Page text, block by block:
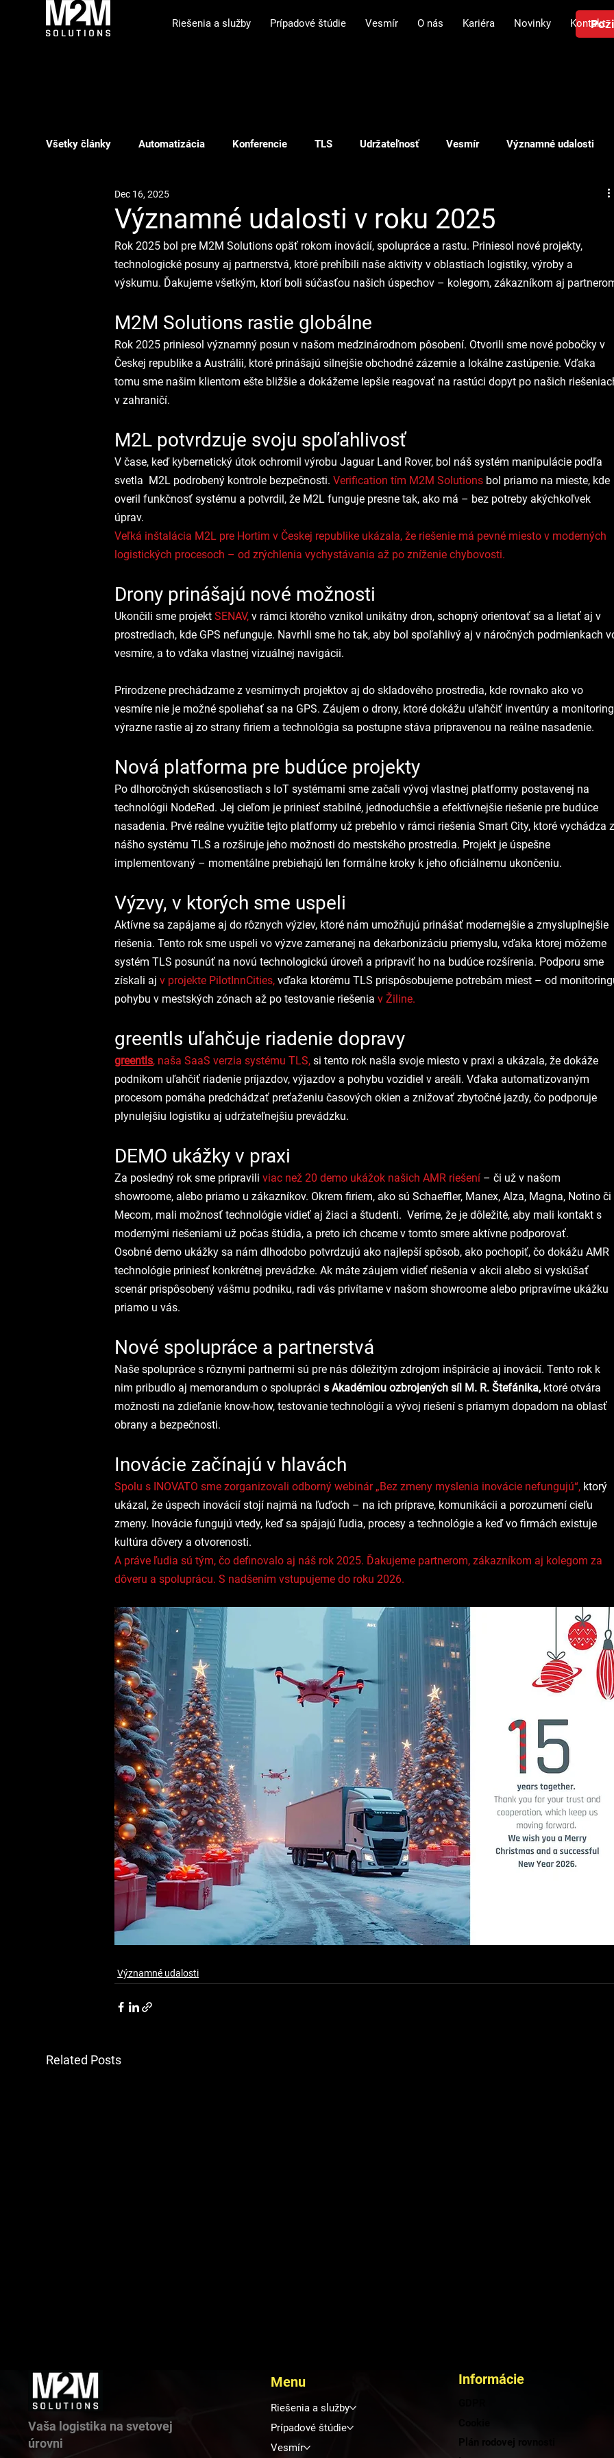
Riešenia a služby Prípadové štúdie Vesmír O nás Kariéra Novinky Kontakt
Všetky články Automatizácia Konferencie TLS Udržateľnosť Vesmír Významné udalosti
Showroom Phishing Doprava
Významné udalosti v roku 2025
Dec 16, 2025
Rok 2025 bol pre M2M Solutions opäť rokom inovácií, spolupráce a rastu. Priniesol nové projekty,
technologické posuny aj partnerstvá, ktoré prehĺbili naše aktivity v oblastiach logistiky, výroby a
výskumu. Ďakujeme všetkým, ktorí boli súčasťou našich úspechov – kolegom, zákazníkom aj
M2M Solutions rastie globálne
Rok 2025 priniesol významný posun v našom medzinárodnom pôsobení. Otvorili sme nové pobočky v
Českej republike a Austrálii, ktoré prinášajú silnejšie obchodné zázemie a lokálne zastúpenie. Vďaka
tomu sme našim klientom ešte bližšie a dokážeme lepšie reagovať na rastúci dopyt po našich
v zahraničí.
M2L potvrdzuje svoju spoľahlivosť
V čase, keď kybernetický útok ochromil výrobu Jaguar Land Rover, bol náš systém manipulácie podľa
svetla  M2L podrobený kontrole bezpečnosti. Verification tím M2M Solutions bol priamo na mieste, kde
overil funkčnosť systému a potvrdil, že M2L funguje presne tak, ako má – bez potreby akýchkoľvek
úprav.
Veľká inštalácia M2L pre Hortim v Českej republike ukázala, že riešenie má pevné miesto v moderných
logistických procesoch – od zrýchlenia vychystávania až po zníženie chybovosti.
Drony prinášajú nové možnosti
Ukončili sme projekt SENAV, v rámci ktorého vznikol unikátny dron, schopný orientovať sa a lietať aj v
prostrediach, kde GPS nefunguje. Navrhli sme ho tak, aby bol spoľahlivý aj v náročných podmienkach
vesmíre, a to vďaka vlastnej vizuálnej navigácii.
Prirodzene prechádzame z vesmírnych projektov aj do skladového prostredia, kde rovnako ako vo
vesmíre nie je možné spoliehať sa na GPS. Záujem o drony, ktoré dokážu uľahčiť inventúry a
výrazne rastie aj zo strany firiem a technológia sa postupne stáva pripravenou na reálne nasadenie.
Nová platforma pre budúce projekty
Po dlhoročných skúsenostiach s IoT systémami sme začali vývoj vlastnej platformy postavenej na
technológii NodeRed. Jej cieľom je priniesť stabilné, jednoduchšie a efektívnejšie riešenie pre budúce
nasadenia. Prvé reálne využitie tejto platformy už prebehlo v rámci riešenia Smart City, ktoré vychádza
nášho systému TLS a rozširuje jeho možnosti do mestského prostredia. Projekt je úspešne
implementovaný – momentálne prebiehajú len formálne kroky k jeho oficiálnemu ukončeniu.
Výzvy, v ktorých sme uspeli
Aktívne sa zapájame aj do rôznych výziev, ktoré nám umožňujú prinášať modernejšie a zmysluplnejšie
riešenia. Tento rok sme uspeli vo výzve zameranej na dekarbonizáciu priemyslu, vďaka ktorej môžeme
systém TLS posunúť na novú technologickú úroveň a pripraviť ho na budúce rozšírenia. Podporu sme
získali aj v projekte PilotInnCities, vďaka ktorému TLS prispôsobujeme potrebám miest – od
pohybu v mestských zónach až po testovanie riešenia v Žiline.
greentls uľahčuje riadenie dopravy
greentls, naša SaaS verzia systému TLS, si tento rok našla svoje miesto v praxi a ukázala, že dokáže
podnikom uľahčiť riadenie príjazdov, výjazdov a pohybu vozidiel v areáli. Vďaka automatizovaným
procesom pomáha predchádzať preťaženiu časových okien a znižovať zbytočné jazdy, čo podporuje
plynulejšiu logistiku aj udržateľnejšiu prevádzku.
DEMO ukážky v praxi
Za posledný rok sme pripravili viac než 20 demo ukážok našich AMR riešení – či už v našom
showroome, alebo priamo u zákazníkov. Okrem firiem, ako sú Schaeffler, Manex, Alza, Magna, Notino či
Mecom, mali možnosť technológie vidieť aj žiaci a študenti.  Veríme, že je dôležité, aby mali kontakt s
modernými riešeniami už počas štúdia, a preto ich chceme v tomto smere aktívne podporovať.
Osobné demo ukážky sa nám dlhodobo potvrdzujú ako najlepší spôsob, ako pochopiť, čo dokážu AMR
technológie priniesť konkrétnej prevádzke. Ak máte záujem vidieť riešenia v akcii alebo si vyskúšať
scenár prispôsobený vášmu podniku, radi vás privítame v našom showroome alebo pripravíme ukážku
priamo u vás.
Nové spolupráce a partnerstvá
Naše spolupráce s rôznymi partnermi sú pre nás dôležitým zdrojom inšpirácie aj inovácií. Tento rok k
nim pribudlo aj memorandum o spolupráci s Akadémiou ozbrojených síl M. R. Štefánika, ktoré otvára
možnosti na zdieľanie know-how, testovanie technológií a vývoj riešení s priamym dopadom na oblasť
obrany a bezpečnosti.
Inovácie začínajú v hlavách
Spolu s INOVATO sme zorganizovali odborný webinár „Bez zmeny myslenia inovácie nefungujú“, ktorý
ukázal, že úspech inovácií stojí najmä na ľuďoch – na ich príprave, komunikácii a porozumení cieľu
zmeny. Inovácie fungujú vtedy, keď sa spájajú ľudia, procesy a technológie a keď vo firmách existuje
kultúra dôvery a otvorenosti.
A práve ľudia sú tým, čo definovalo aj náš rok 2025. Ďakujeme partnerom, zákazníkom aj kolegom za
dôveru a spoluprácu. S nadšením vstupujeme do roku 2026.
Významné udalosti
Related Posts
Slovenské firmy vedia
inovovať, no musia sa naučiť
technológie
Významné udalosti v roku
2024
Významné
Vaša logistika na svetovej
úrovni
Informácie
Plán rodovej rovnosti
Menu
Riešenia a služby
Prípadové štúdie
Vesmír